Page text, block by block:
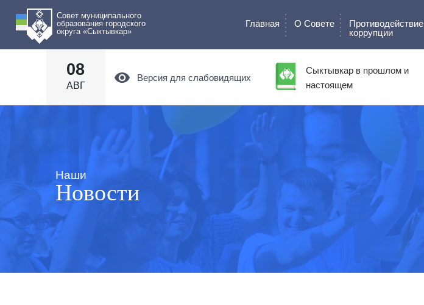
Совет муниципального
образования городского
округа «Сыктывкар»
Главная О Cовете
Противодействие
коррупции
08
АВГ
Версия для слабовидящих
Сыктывкар в прошлом и
настоящем
Наши
Новости